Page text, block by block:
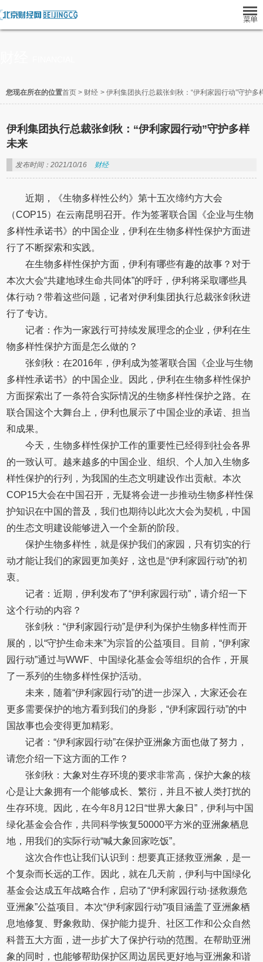
您现在所在的位置首页 > 财经 > 伊利集团执行总裁张剑秋：“伊利家园行动”守护多
伊利集团执行总裁张剑秋：“伊利家园行动”守护多样
未来
发布时间：2021/10/16 财经
近期，《生物多样性公约》第十五次缔约方大会
（COP15）在云南昆明召开。作为签署联合国《企业与生物
多样性承诺书》的中国企业，伊利在生物多样性保护方面进
行了不断探索和实践。
在生物多样性保护方面，伊利有哪些有趣的故事？对于
本次大会“共建地球生命共同体”的呼吁，伊利将采取哪些具
体行动？带着这些问题，记者对伊利集团执行总裁张剑秋进
行了专访。
记者：作为一家践行可持续发展理念的企业，伊利在生
物多样性保护方面是怎么做的？
张剑秋：在2016年，伊利成为签署联合国《企业与生物
多样性承诺书》的中国企业。因此，伊利在生物多样性保护
方面探索出了一条符合实际情况的生物多样性保护之路。在
联合国这个大舞台上，伊利也展示了中国企业的承诺、担当
和成果。
今天，生物多样性保护工作的重要性已经得到社会各界
的一致认可。越来越多的中国企业、组织、个人加入生物多
样性保护的行列，为我国的生态文明建设作出贡献。本次
COP15大会在中国召开，无疑将会进一步推动生物多样性保
护知识在中国的普及，我们也期待以此次大会为契机，中国
的生态文明建设能够进入一个全新的阶段。
保护生物多样性，就是保护我们的家园，只有切实的行
动才能让我们的家园更加美好，这也是“伊利家园行动”的初
衷。
记者：近期，伊利发布了“伊利家园行动”，请介绍一下
这个行动的内容？
张剑秋：“伊利家园行动”是伊利为保护生物多样性而开
展的，以“守护生命未来”为宗旨的公益项目。目前，“伊利家
园行动”通过与WWF、中国绿化基金会等组织的合作，开展
了一系列的生物多样性保护活动。
未来，随着“伊利家园行动”的进一步深入，大家还会在
更多需要保护的地方看到我们的身影，“伊利家园行动”的中
国故事也会变得更加精彩。
记者：“伊利家园行动”在保护亚洲象方面也做了努力，
请您介绍一下这方面的工作？
张剑秋：大象对生存环境的要求非常高，保护大象的核
心是让大象拥有一个能够成长、繁衍，并且不被人类打扰的
生存环境。因此，在今年8月12日“世界大象日”，伊利与中国
绿化基金会合作，共同科学恢复50000平方米的亚洲象栖息
地，用我们的实际行动“喊大象回家吃饭”。
这次合作也让我们认识到：想要真正拯救亚洲象，是一
个复杂而长远的工作。因此，就在几天前，伊利与中国绿化
基金会达成五年战略合作，启动了“伊利家园行动·拯救濒危
亚洲象”公益项目。本次“伊利家园行动”项目涵盖了亚洲象栖
息地修复、野象救助、保护能力提升、社区工作和公众自然
科普五大方面，进一步扩大了保护行动的范围。在帮助亚洲
象的同时，也能够帮助保护区周边居民更好地与亚洲象和谐